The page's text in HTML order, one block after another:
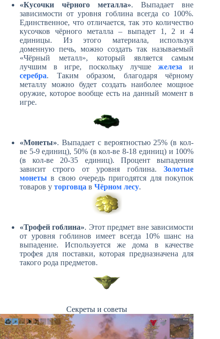
«Кусочки чёрного металла». Выпадает вне
зависимости от уровня гоблина всегда со 100%.
Единственное, что отличается, так это количество
кусочков чёрного металла – выпадет 1, 2 и 4
единицы. Из этого материала, используя
доменную печь, можно создать так называемый
«Чёрный металл», который является самым
лучшим в игре, поскольку лучшежелеза и
серебра. Таким образом, благодаря чёрному
металлу можно будет создать наиболее мощное
оружие, которое вообще есть на данный момент в
игре.
«Монеты». Выпадает с вероятностью 25% (в кол-
ве 5-9 единиц), 50% (в кол-ве 8-18 единиц) и 100%
(в кол-ве 20-35 единиц). Процент выпадения
зависит строго от уровня гоблина.Золотые
монеты в свою очередь пригодятся для покупок
товаров у торговца в Чёрном лесу.
«Трофей гоблина». Этот предмет вне зависимости
от уровня гоблинов имеет всегда 10% шанс на
выпадение. Используется же дома в качестве
трофея для поставки, которая предназначена для
такого рода предметов.
Секреты и советы